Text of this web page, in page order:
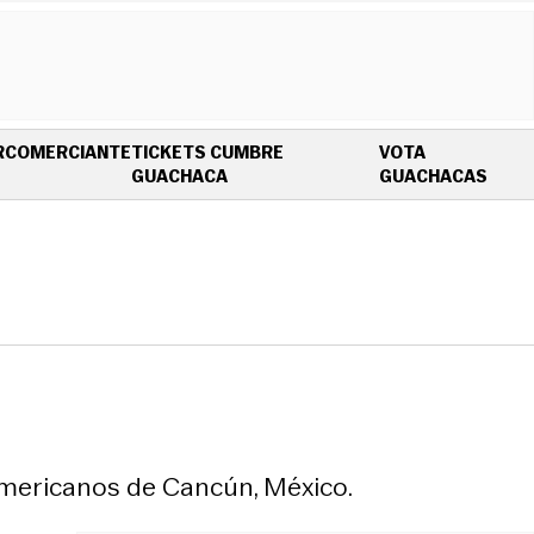
COMERCIANTETICKETS CUMBRE
GUACHACAOPENS IN NEW WINDOW
VOTA
GUACHACAS
de Cancún, México.